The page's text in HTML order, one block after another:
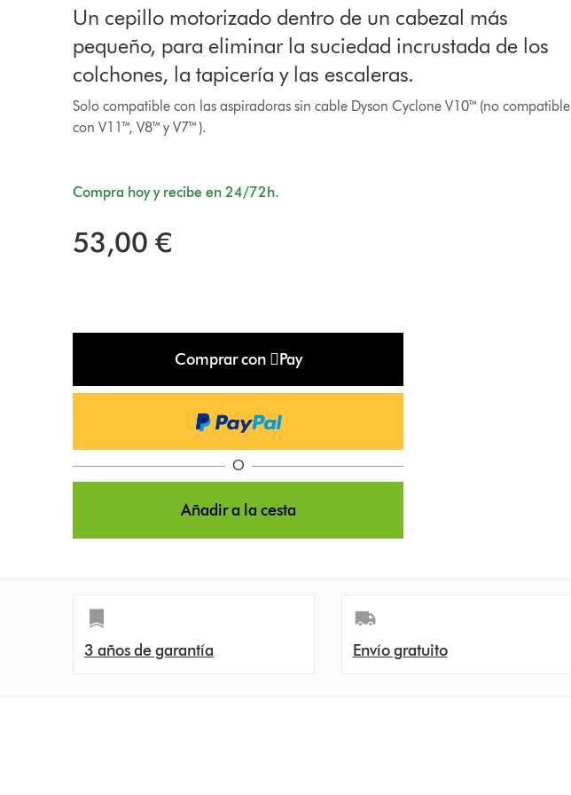
Un cepillo motorizado dentro de un cabezal más
pequeño, para eliminar la suciedad incrustada de los
colchones, la tapicería y las escaleras.
Solo compatible con las aspiradoras sin cable Dyson Cyclone V10™ (no compatible
con V11™, V8™ y V7™).
Compra hoy y recibe en 24/72h.
53,00 €
Comprar con Pay
O
Añadir a la cesta
3 años de garantía Envío gratuito